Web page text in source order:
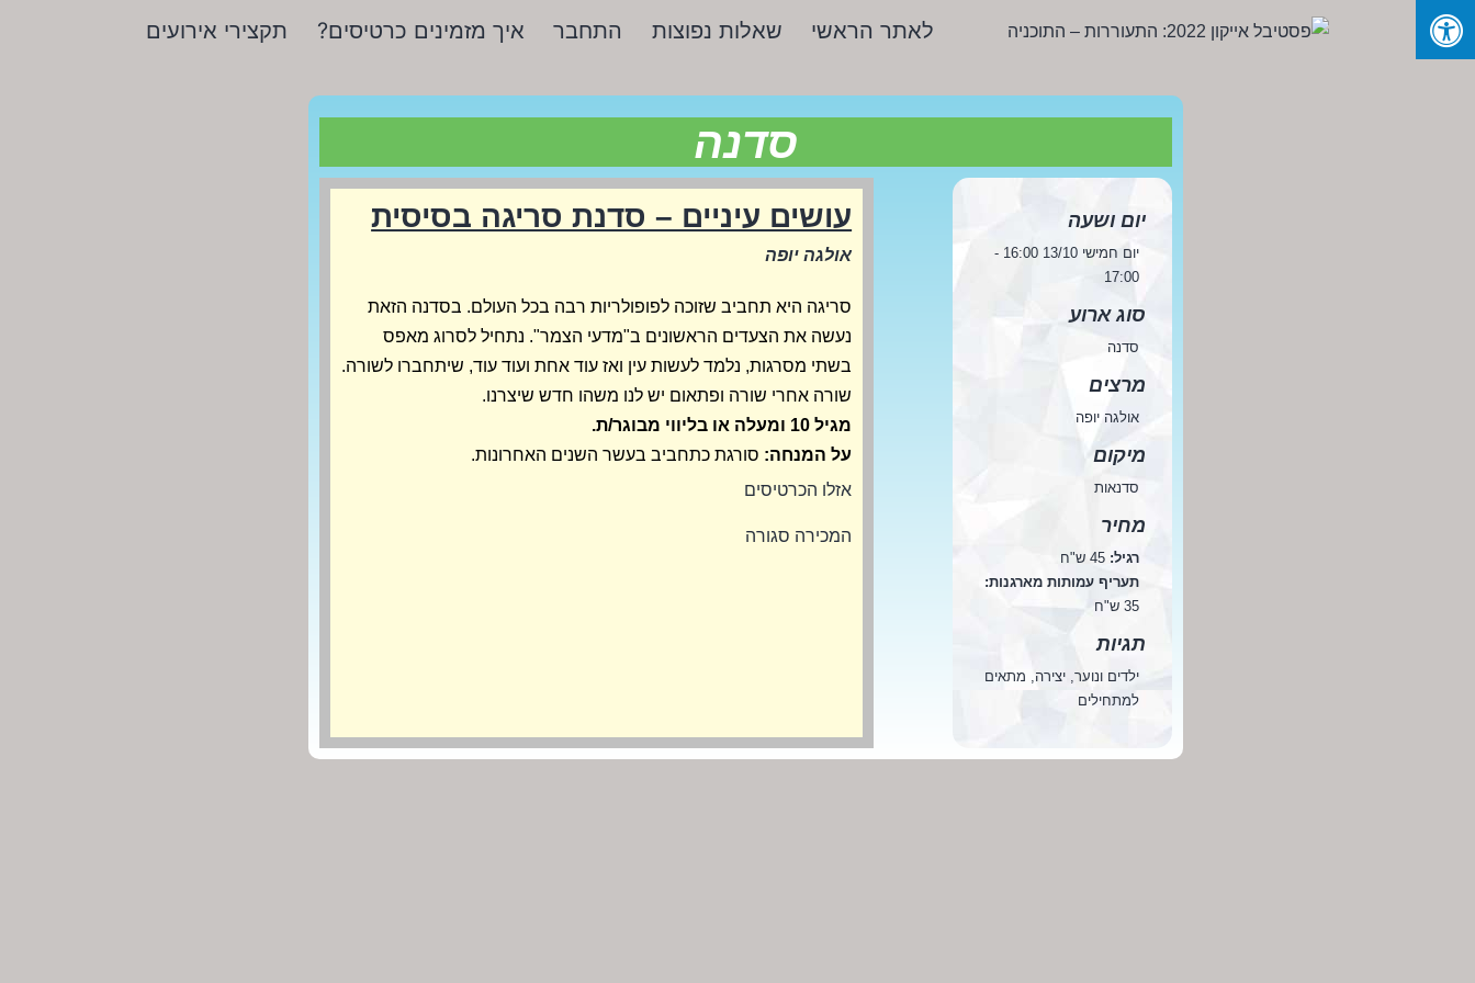
Skip
לאתר הראשי שאלות נפוצות התחבר איך מזמינים כרטיסים? תקצירי אירועים
סדנה
יום ושעה
יום חמישי 13/10 16:00 -
17:00
סוג ארוע
סדנה
מרצים
אולגה יופה
מיקום
סדנאות
מחיר
רגיל:
תעריף עמותות מארגנות:
35 ש"ח
תגיות
ילדים ונוער, יצירה, מתאים
למתחילים
עושים עיניים – סדנת סריגה בסיסית
אולגה יופה
סריגה היא תחביב שזוכה לפופולריות רבה בכל העולם. בסדנה הזאת
נעשה את הצעדים הראשונים ב"מדעי הצמר". נתחיל לסרוג מאפס
בשתי מסרגות, נלמד לעשות עין ואז עוד אחת ועוד עוד, שיתחברו לשורה.
שורה אחרי שורה ופתאום יש לנו משהו חדש שיצרנו.
מגיל 10 ומעלה או בליווי מבוגר/ת.
על המנחה: סורגת כתחביב בעשר השנים האחרונות.
אזלו הכרטיסים
המכירה סגורה